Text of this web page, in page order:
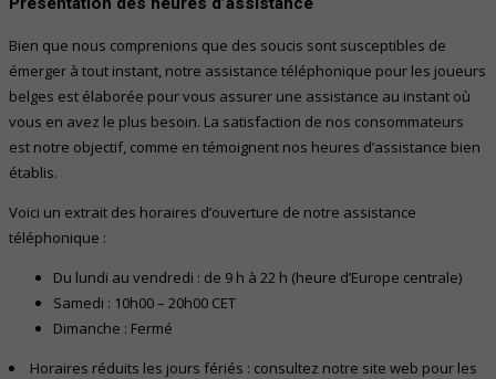
Bien que nous comprenions que des soucis sont susceptibles de
émerger à tout instant, notre assistance téléphonique pour les joueurs
belges est élaborée pour vous assurer une assistance au instant où
vous en avez le plus besoin. La satisfaction de nos consommateurs
est notre objectif, comme en témoignent nos heures d’assistance bien
établis.
Voici un extrait des horaires d’ouverture de notre assistance
téléphonique :
Du lundi au vendredi : de 9 h à 22 h (heure d’Europe centrale)
Samedi : 10h00 – 20h00 CET
Dimanche : Fermé
Horaires réduits les jours fériés : consultez notre site web pour les